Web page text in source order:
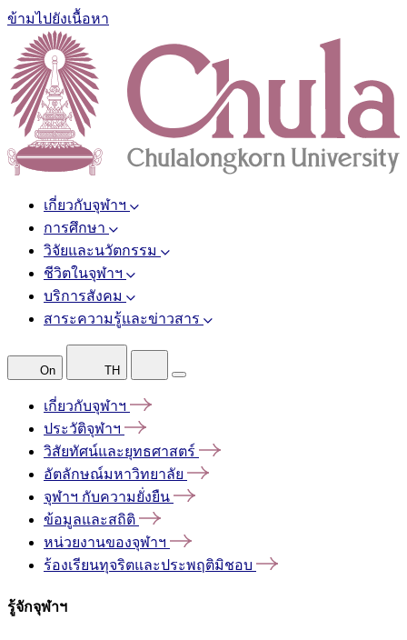
ข้ามไปยังเนื้อหา
เกี่ยวกับจุฬาฯ
การศึกษา
วิจัยและนวัตกรรม
ชีวิตในจุฬาฯ
บริการสังคม
สาระความรู้และข่าวสาร
On TH
เกี่ยวกับจุฬาฯ
ประวัติจุฬาฯ
วิสัยทัศน์และยุทธศาสตร์
อัตลักษณ์มหาวิทยาลัย
จุฬาฯ กับความยั่งยืน
ข้อมูลและสถิติ
หน่วยงานของจุฬาฯ
ร้องเรียนทุจริตและประพฤติมิชอบ
รู้จักจุฬาฯ